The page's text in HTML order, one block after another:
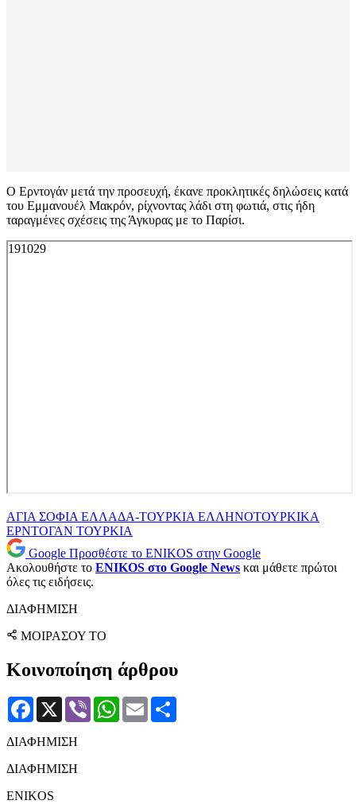
Ο Ερντογάν μετά την προσευχή, έκανε προκλητικές δηλώσεις κατά
του Εμμανουέλ Μακρόν, ρίχνοντας λάδι στη φωτιά, στις ήδη
ταραγμένες σχέσεις της Άγκυρας με το Παρίσι.
ΑΓΙΑ ΣΟΦΙΑ ΕΛΛΑΔΑ-ΤΟΥΡΚΙΑ ΕΛΛΗΝΟΤΟΥΡΚΙΚΑ
ΕΡΝΤΟΓΑΝ ΤΟΥΡΚΙΑ
Google Προσθέστε το ENIKOS στην Google
Ακολουθήστε το ENIKOS στο Google News και μάθετε πρώτοι
όλες τις ειδήσεις.
ΔΙΑΦΗΜΙΣΗ
ΜΟΙΡΑΣΟΥ ΤΟ
Κοινοποίηση άρθρου
Facebook
X Viber WhatsApp
Email
ΔΙΑΦΗΜΙΣΗ
ΔΙΑΦΗΜΙΣΗ
ENIKOS